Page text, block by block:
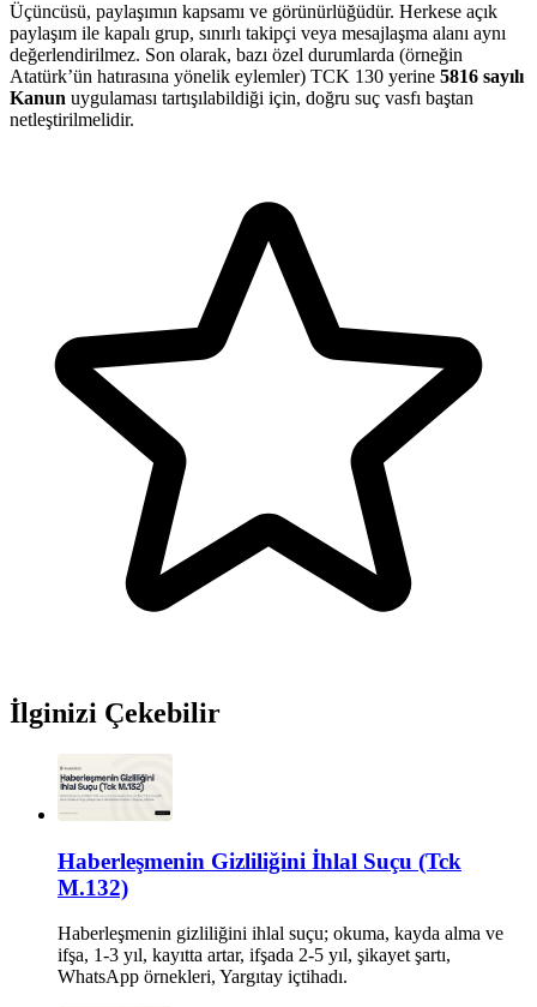
Üçüncüsü, paylaşımın kapsamı ve görünürlüğüdür. Herkese açık
paylaşım ile kapalı grup, sınırlı takipçi veya mesajlaşma alanı aynı
değerlendirilmez. Son olarak, bazı özel durumlarda (örneğin
Atatürk’ün hatırasına yönelik eylemler) TCK 130 yerine 5816 sayılı
Kanun uygulaması tartışılabildiği için, doğru suç vasfı baştan
netleştirilmelidir.
İlginizi Çekebilir
Haberleşmenin Gizliliğini İhlal Suçu (Tck
M.132)
Haberleşmenin gizliliğini ihlal suçu; okuma, kayda alma ve
ifşa, 1-3 yıl, kayıtta artar, ifşada 2-5 yıl, şikayet şartı,
WhatsApp örnekleri, Yargıtay içtihadı.